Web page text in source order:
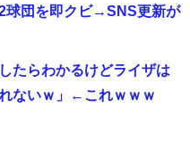
球団を即クビ→SNS更新が
たらわかるけどライザは
ないｗ」←これｗｗｗ